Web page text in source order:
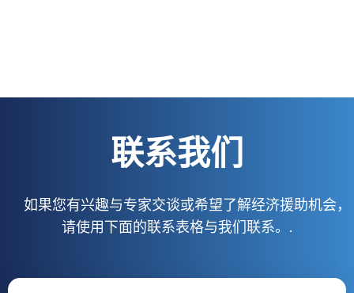
联系我们
如果您有兴趣与专家交谈或希望了解经济援助机会，
请使用下面的联系表格与我们联系。.